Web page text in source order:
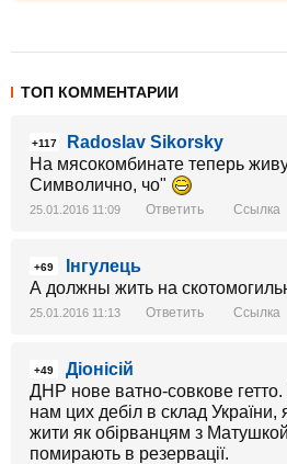
ТОП КОММЕНТАРИИ
+117
Radoslav Sikorsky
На мясокомбинате теперь
Символично, чо"
25.01.2016 11:09 Ответить Ссылка
+69
Інгулець
А должны жить на
25.01.2016 11:13 Ответить Ссылка
+49
Діонісій
ДНР нове ватно-совкове гетто.
нам цих дебіл в склад України,
жити як обірванцям з
помирають в резервації.